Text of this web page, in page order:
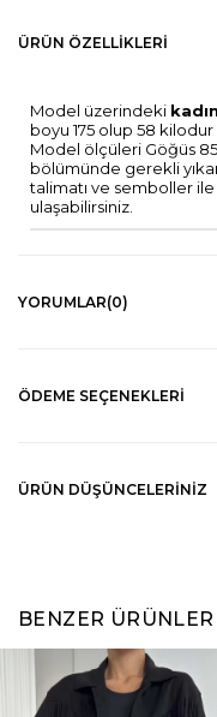
ÜRÜN ÖZELLIKLERI
Model üzerindeki
boyu 175 olup 58
Model ölçüleri Göğüs
bölümünde gerekli
talimatı ve semboller
ulaşabilirsiniz.
YORUMLAR(0)
ÖDEME SEÇENEKLERI
ÜRÜN DÜŞÜNCELERINIZ
BENZER ÜRÜNLER